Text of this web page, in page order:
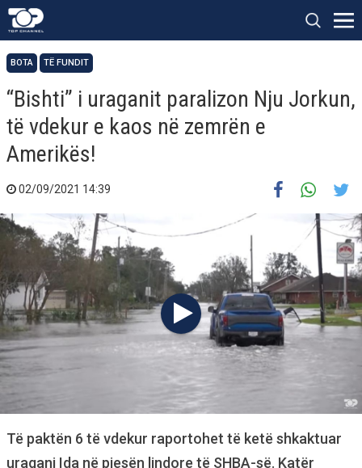
BOTA TË FUNDIT
“Bishti” i uraganit paralizon Nju Jorkun,
të vdekur e kaos në zemrën e
Amerikës!
02/09/2021 14:39
Të paktën 6 të vdekur raportohet të ketë shkaktuar
uragani Ida në pjesën lindore të SHBA-së. Katër